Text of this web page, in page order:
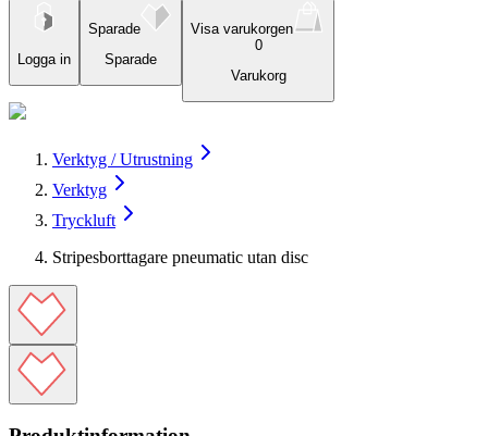
Logga in
Sparade
Sparade
Visa varukorgen
0
Varukorg
Verktyg / Utrustning
Verktyg
Tryckluft
Stripesborttagare pneumatic utan disc